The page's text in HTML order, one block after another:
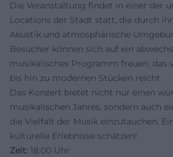
Die Veranstaltung findet in einer der
Locations der Stadt statt, die durch
Akustik und atmosphärische
Besucher können sich auf ein
musikalisches Programm freuen, das
bis hin zu modernen Stücken reicht.
Das Konzert bietet nicht nur einen
musikalischen Jahres, sondern auch
die Vielfalt der Musik einzutauchen.
kulturelle Erlebnisse schätzen!
Zeit: 18:00 Uhr